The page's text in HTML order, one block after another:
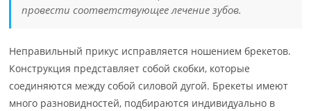
провести соответствующее лечение зубов.
Неправильный прикус исправляется ношением брекетов.
Конструкция представляет собой скобки, которые
соединяются между собой силовой дугой. Брекеты имеют
много разновидностей, подбираются индивидуально в